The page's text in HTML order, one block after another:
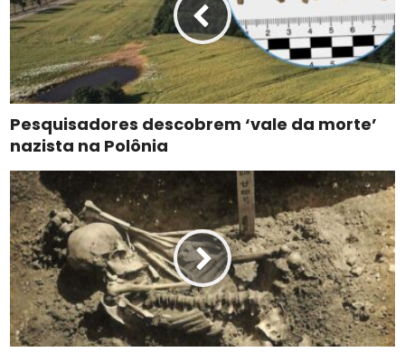
Pesquisadores descobrem ‘vale da morte’
nazista na Polônia